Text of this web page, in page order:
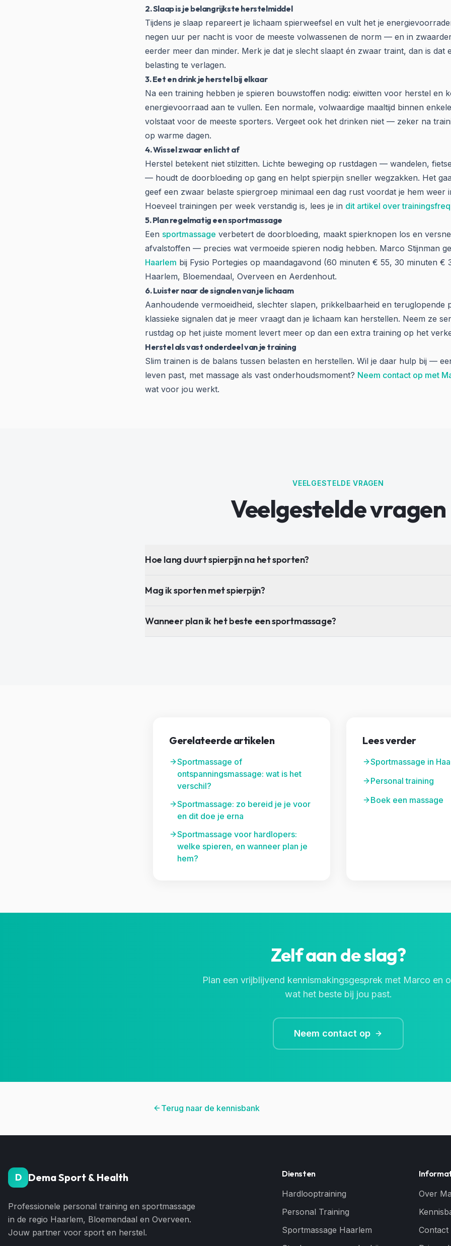
2. Slaap is je belangrijkste herstelmiddel
Tijdens je slaap repareert je lichaam spierweefsel en vult het je
negen uur per nacht is voor de meeste volwassenen de norm — en in
eerder meer dan minder. Merk je dat je slecht slaapt én zwaar traint, dan is dat
belasting te verlagen.
3. Eet en drink je herstel bij elkaar
Na een training hebben je spieren bouwstoffen nodig: eiwitten voor herstel en
energievoorraad aan te vullen. Een normale, volwaardige maaltijd binnen
volstaat voor de meeste sporters. Vergeet ook het drinken niet — zeker na
op warme dagen.
4. Wissel zwaar en licht af
Herstel betekent niet stilzitten. Lichte beweging op rustdagen — wandelen,
— houdt de doorbloeding op gang en helpt spierpijn sneller wegzakken. Het
geef een zwaar belaste spiergroep minimaal een dag rust voordat je hem weer
Hoeveel trainingen per week verstandig is, lees je in dit artikel over
5. Plan regelmatig een sportmassage
Een sportmassage verbetert de doorbloeding, maakt spierknopen los en
afvalstoffen — precies wat vermoeide spieren nodig hebben. Marco Stijnman
Haarlem bij Fysio Portegies op maandagavond (60 minuten € 55, 30 minuten
Haarlem, Bloemendaal, Overveen en Aerdenhout.
6. Luister naar de signalen van je lichaam
Aanhoudende vermoeidheid, slechter slapen, prikkelbaarheid en teruglopende
klassieke signalen dat je meer vraagt dan je lichaam kan herstellen. Neem ze
rustdag op het juiste moment levert meer op dan een extra training op het
Herstel als vast onderdeel van je training
Slim trainen is de balans tussen belasten en herstellen. Wil je daar hulp bij —
leven past, met massage als vast onderhoudsmoment? Neem contact op met
wat voor jou werkt.
VEELGESTELDE VRAGEN
Veelgestelde vragen
Hoe lang duurt spierpijn na het sporten?
Mag ik sporten met spierpijn?
Wanneer plan ik het beste een sportmassage?
Gerelateerde artikelen
Sportmassage of
ontspanningsmassage: wat is het
verschil?
Sportmassage: zo bereid je je voor
en dit doe je erna
Sportmassage voor hardlopers:
welke spieren, en wanneer plan je
hem?
Lees verder
Sportmassage in
Personal training
Boek een massage
Zelf aan de slag?
Plan een vrijblijvend kennismakingsgesprek met Marco en
wat het beste bij jou past.
Neem contact op
Terug naar de kennisbank
D Dema Sport & Health
Professionele personal training en sportmassage
in de regio Haarlem, Bloemendaal en Overveen.
Jouw partner voor sport en herstel.
Diensten
Hardlooptraining
Personal Training
Sportmassage Haarlem
Over
Contact